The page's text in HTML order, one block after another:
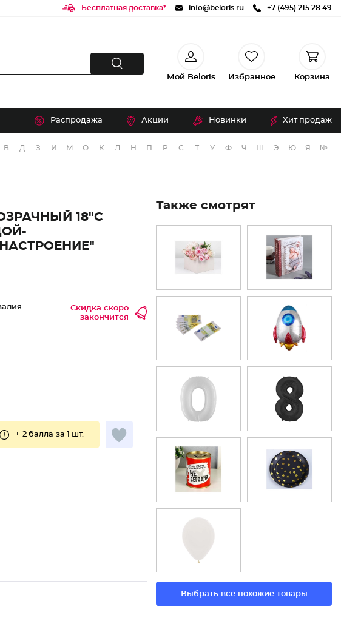
Бесплатная доставка* info@beloris.ru +7 (495) 215 28 49
Мой Beloris Избранное Корзина
Распродажа Акции Новинки Хит продаж
В Д З И М О К Л Н П Р С Т У Ф Ч Э Ю Я №
18"С
Скидка скоро
закончится
+ 2 балла за 1 шт.
Также смотрят
Выбрать все похожие товары